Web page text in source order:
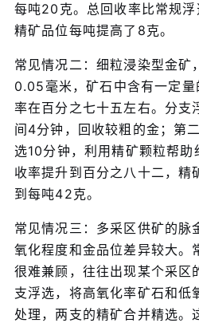
每吨20克。总回收率比常规浮
精矿品位每吨提高了8克。
常见情况二：细粒浸染型金矿
0.05毫米，矿石中含有一定
率在百分之七十五左右。分支
间4分钟，回收较粗的金；第
选10分钟，利用精矿颗粒帮助
收率提升到百分之八十二，精
到每吨42克。
常见情况三：多采区供矿的脉
氧化程度和金品位差异较大。
很难兼顾，往往出现某个采区
支浮选，将高氧化率矿石和低
处理，两支的精矿合并精选。